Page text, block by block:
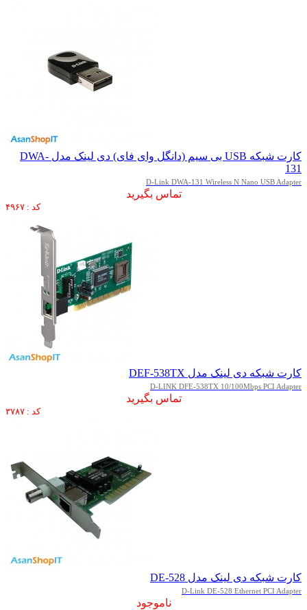
کارت شبکه USB بی سیم (دانگل وای فای) دی لینک مدل DWA-
131
D-Link DWA-131 Wireless N Nano USB Adapter
تماس بگیرید
کد : ۴۹۶۷
کارت شبکه دی لینک مدل DEF-538TX
D-LINK DFE-538TX 10/100Mbps PCI Adapter
تماس بگیرید
کد : ۳۷۸۷
کارت شبکه دی لینک مدل DE-528
D-Link DE-528 Ethernet PCI Adapter
ناموجود